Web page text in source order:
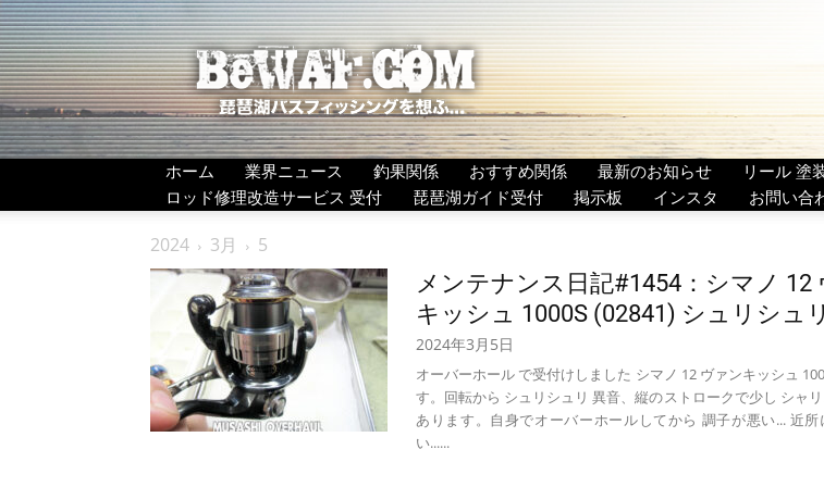
BeWAF
(ビ
ワ
エ
フ）
ホーム 業界ニュース 釣果関係 おすすめ関係 最新のお知らせ リール 塗
ロッド修理改造サービス 受付
琵琶湖ガイド受付 掲示板 インスタ お問い合
2024 3月 5
メンテナンス日記#1454：シマノ 12
キッシュ 1000S (02841) シュリシュ
2024年3月5日
オーバーホール で受付けしました シマノ 12 ヴァンキッシュ
す。回転から シュリシュリ 異音、縦のストロークで少し シャ
あります。自身でオーバーホールしてから 調子が悪い... 近
い......